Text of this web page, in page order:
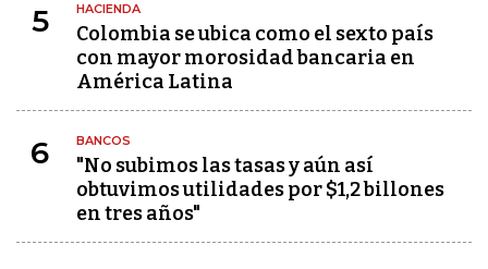
5 HACIENDA
Colombia se ubica como el sexto país
con mayor morosidad bancaria en
América Latina
6 BANCOS
"No subimos las tasas y aún así
obtuvimos utilidades por $1,2 billones
en tres años"